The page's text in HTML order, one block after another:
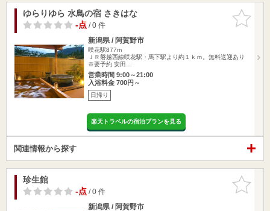
お気に入
りに追加
ゆらりゆら 水鳥の宿 さきはな
-点/ 0 件
新潟県 / 阿賀野市
咲花駅877m
ＪＲ磐越西線咲花駅・馬下駅より約１ｋｍ。無料送迎あり
※要予約 安田…
営業時間 9:00～21:00
入浴料金 700円～
日帰り
楽天トラベルの宿泊プランを見る
関連情報から探す
お気に入
りに追加
珍生館
-点/ 0 件
新潟県 / 阿賀野市